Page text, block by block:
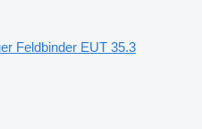
Feldbinder EUT 35.3